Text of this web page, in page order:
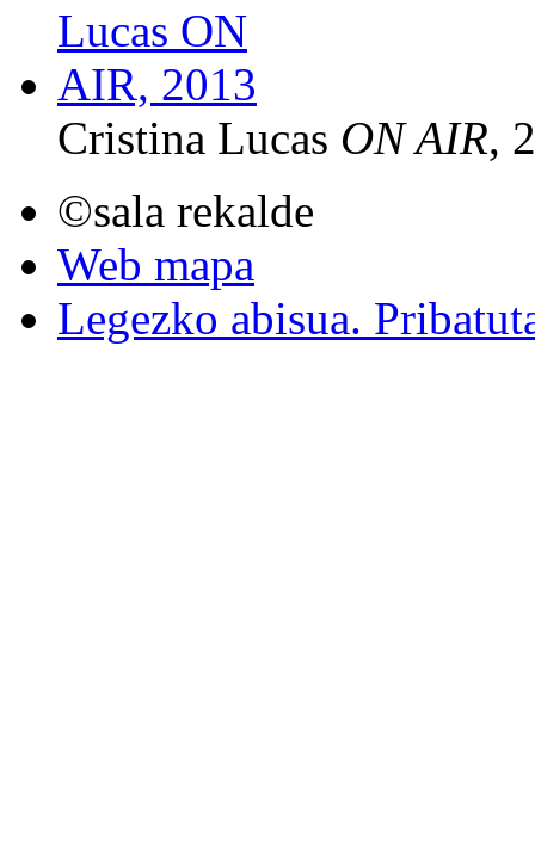
Cristina Lucas ON AIR,
©sala rekalde
Web mapa
Legezko abisua.